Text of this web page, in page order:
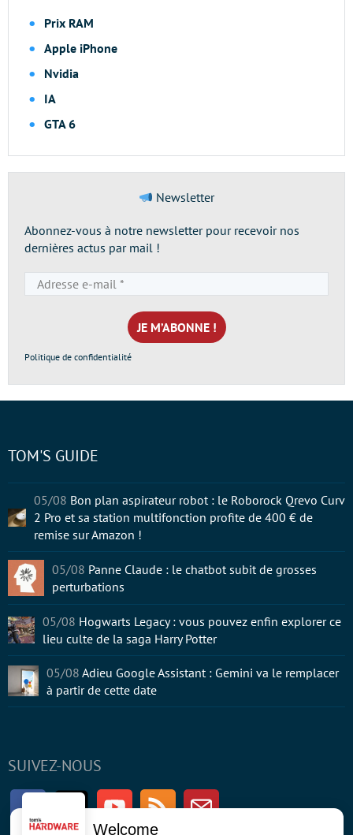
Prix RAM
Apple iPhone
Nvidia
IA
GTA 6
Newsletter
Abonnez-vous à notre newsletter pour recevoir nos
dernières actus par mail !
e-
mail
*
Politique de confidentialité
SUIVEZ-NOUS
FacebookTwitter Youtube RSS Newsletter
TOM'S GUIDE
05/08 Bon plan aspirateur robot : le Roborock Qrevo Curv
2 Pro et sa station multifonction profite de 400 € de
remise sur Amazon !
05/08 Panne Claude : le chatbot subit de grosses
perturbations
05/08 Hogwarts Legacy : vous pouvez enfin explorer ce
lieu culte de la saga Harry Potter
05/08 Adieu Google Assistant : Gemini va le remplacer
à partir de cette date
Welcome